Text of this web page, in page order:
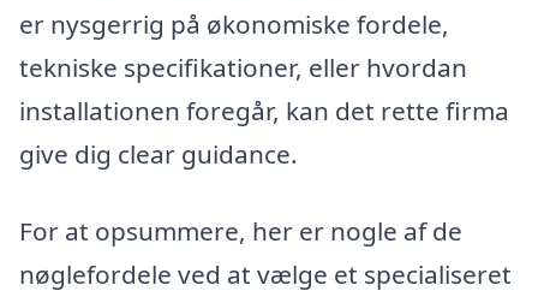
er nysgerrig på økonomiske fordele,
tekniske specifikationer, eller hvordan
installationen foregår, kan det rette firma
give dig clear guidance.
For at opsummere, her er nogle af de
nøglefordele ved at vælge et specialiseret